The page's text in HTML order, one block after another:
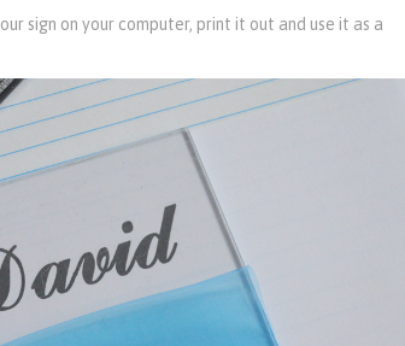
sign on your computer, print it out and use it as a